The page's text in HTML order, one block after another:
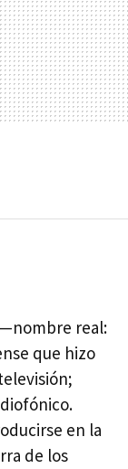
—nombre real:
que hizo
en la
de los